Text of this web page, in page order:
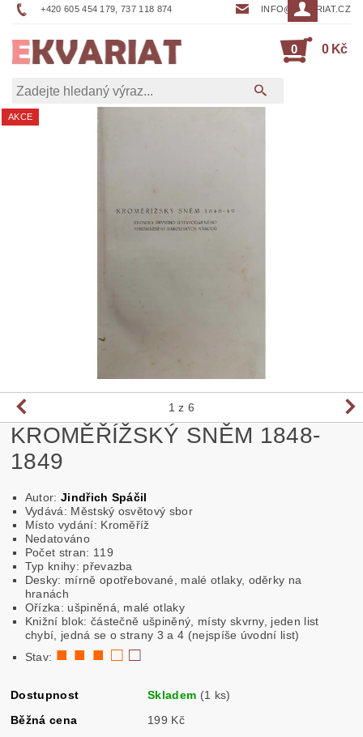
+420 605 454 179, 737 118 874 INFO@EKVARIAT.CZ
0 0 Kč
AKCE
1 z 6
KROMĚŘÍŽSKÝ SNĚM 1848-
1849
Autor: Jindřich Spáčil
Vydává: Městský osvětový sbor
Místo vydání: Kroměříž
Nedatováno
Počet stran: 119
Typ knihy: převazba
Desky: mírně opotřebované, malé otlaky, oděrky na
hranách
Ořízka: ušpiněná, malé otlaky
Knižní blok: částečně ušpiněný, místy skvrny, jeden list
chybí, jedná se o strany 3 a 4 (nejspíše úvodní list)
Stav: ■ ■ ■ □ □
Dostupnost Skladem (1 ks)
Běžná cena
199 Kč